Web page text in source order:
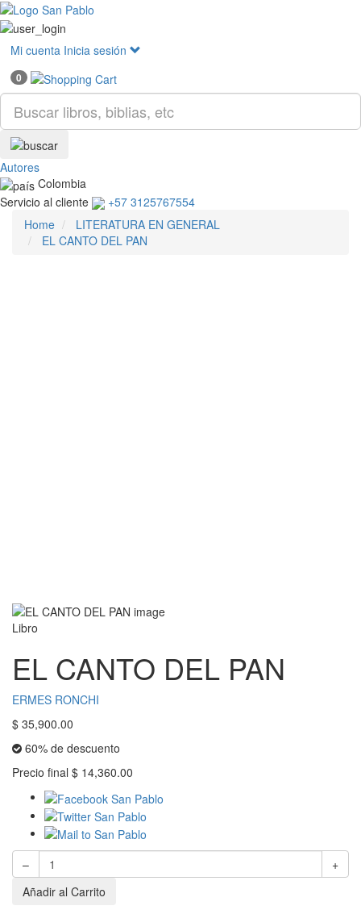
Mi cuenta Inicia sesión
0
Autores
Colombia
Servicio al cliente
+57 3125767554
Home
LITERATURA EN GENERAL
EL CANTO DEL PAN
Libro
EL CANTO DEL PAN
ERMES RONCHI
$ 35,900.00
60% de descuento
Precio final $ 14,360.00
–
+
Añadir al Carrito